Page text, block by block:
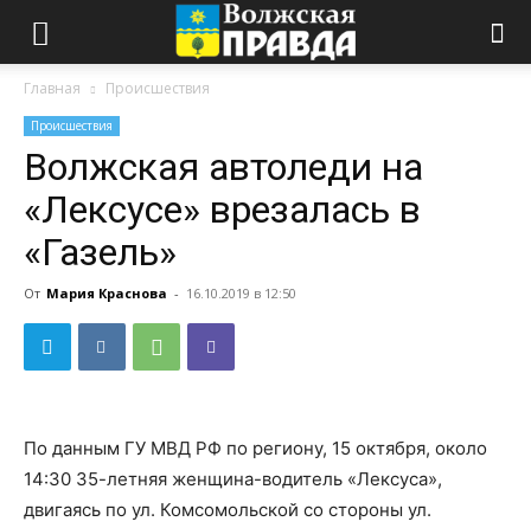
Главная Происшествия
Происшествия
Волжская автоледи на
«Лексусе» врезалась в
«Газель»
От Мария Краснова - 16.10.2019 в 12:50
По данным ГУ МВД РФ по региону, 15 октября, около
14:30 35-летняя женщина-водитель «Лексуса»,
двигаясь по ул. Комсомольской со стороны ул.